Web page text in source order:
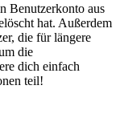
Benutzerkonto aus
hat. Außerdem
die für längere
die
dich einfach
teil!